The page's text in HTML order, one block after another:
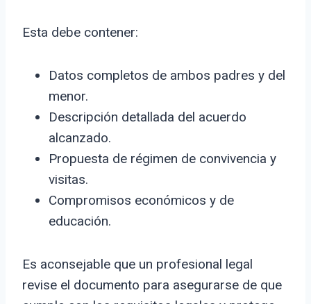
Esta debe contener:
Datos completos de ambos padres y del
menor.
Descripción detallada del acuerdo
alcanzado.
Propuesta de régimen de convivencia y
visitas.
Compromisos económicos y de
educación.
Es aconsejable que un profesional legal
revise el documento para asegurarse de que